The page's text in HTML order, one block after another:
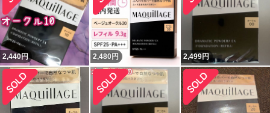
2,440円 2,480 円 2,499円